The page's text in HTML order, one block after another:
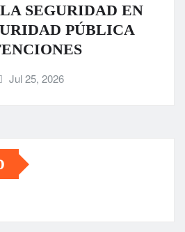
SEGURIDAD EN
PÚBLICA
Jul 25, 2026